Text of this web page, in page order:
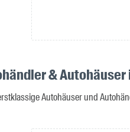
&
Autohäuser und